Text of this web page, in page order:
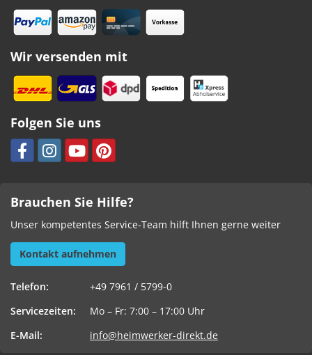
Wir versenden mit
Folgen Sie uns
Brauchen Sie Hilfe?
Unser kompetentes Service-Team hilft Ihnen gerne weiter
Kontakt aufnehmen
Telefon:
+49 7961 / 5799-0
Servicezeiten:
Mo – Fr: 7:00 – 17:00 Uhr
E-Mail:
info@heimwerker-direkt.de